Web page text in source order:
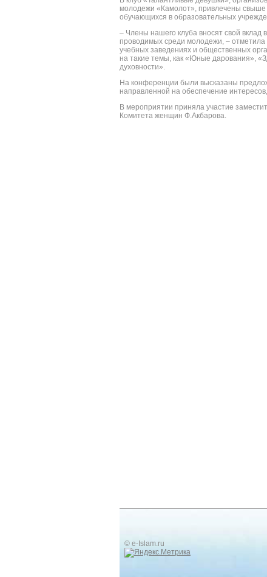
молодежи «Камолот», привлечены свыше
обучающихся в образовательных
– Члены нашего клуба вносят свой вклад
проводимых среди молодежи, – отметила
учебных заведениях и общественных
на такие темы, как «Юные дарования»,
духовности».
На конференции были высказаны
направленной на обеспечение
В мероприятии приняла участие
Комитета женщин Ф.Акбарова.
© e-Islam.ru